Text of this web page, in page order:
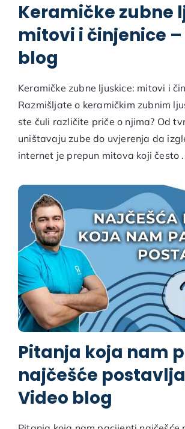
Keramičke zubne
mitovi i činjenice –
blog
Keramičke zubne ljuskice: mitovi i
Razmišljate o keramičkim zubnim
ste čuli različite priče o njima? Od
uništavaju zube do uvjerenja da
internet je prepun mitova koji često
Pitanja koja nam
najčešće
Video blog